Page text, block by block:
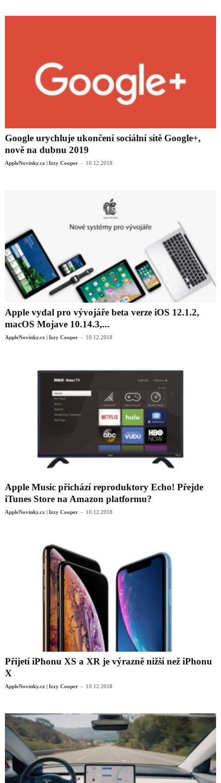
Google urychluje ukončení sociální sítě Google+,
nově na dubnu 2019
AppleNovinky.cz | Izzy Cooper - 10.12.2018
Apple vydal pro vývojáře beta verze iOS 12.1.2,
macOS Mojave 10.14.3,...
AppleNovinky.cz | Izzy Cooper - 10.12.2018
Apple Music přichází reproduktory Echo! Přejde
iTunes Store na Amazon platformu?
AppleNovinky.cz | Izzy Cooper - 10.12.2018
Přijetí iPhonu XS a XR je výrazně nižší než iPhonu
X
AppleNovinky.cz | Izzy Cooper - 10.12.2018